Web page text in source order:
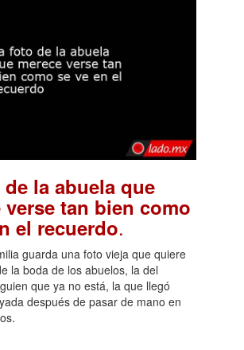
la abuela que
verse tan bien como
el recuerdo.
guarda una foto vieja que quiere
la boda de los abuelos, la del
que ya no está, la que llegó
después de pasar de mano en